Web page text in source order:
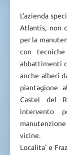
L'azienda
Atlantis, non
per la
con
abbattimenti
anche alberi
piantagione
Castel del
intervento
vicine.
Localita' e